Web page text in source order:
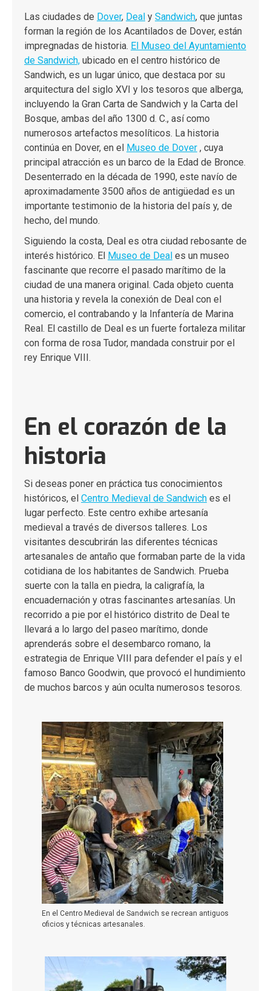
Las ciudades de Dover, Deal y Sandwich, que juntas
forman la región de los Acantilados de Dover, están
impregnadas de historia. El Museo del Ayuntamiento
de Sandwich, ubicado en el centro histórico de
Sandwich, es un lugar único, que destaca por su
arquitectura del siglo XVI y los tesoros que alberga,
incluyendo la Gran Carta de Sandwich y la Carta del
Bosque, ambas del año 1300 d. C., así como
numerosos artefactos mesolíticos. La historia
continúa en Dover, en el Museo de Dover , cuya
principal atracción es un barco de la Edad de Bronce.
Desenterrado en la década de 1990, este navío de
aproximadamente 3500 años de antigüedad es un
importante testimonio de la historia del país y, de
hecho, del mundo.
Siguiendo la costa, Deal es otra ciudad rebosante de
interés histórico. El Museo de Deal es un museo
fascinante que recorre el pasado marítimo de la
ciudad de una manera original. Cada objeto cuenta
una historia y revela la conexión de Deal con el
comercio, el contrabando y la Infantería de Marina
Real. El castillo de Deal es un fuerte fortaleza militar
con forma de rosa Tudor, mandada construir por el
rey Enrique VIII.
En el corazón de la
historia
Si deseas poner en práctica tus conocimientos
históricos, el Centro Medieval de Sandwich es el
lugar perfecto. Este centro exhibe artesanía
medieval a través de diversos talleres. Los
visitantes descubrirán las diferentes técnicas
artesanales de antaño que formaban parte de la vida
cotidiana de los habitantes de Sandwich. Prueba
suerte con la talla en piedra, la caligrafía, la
encuadernación y otras fascinantes artesanías. Un
recorrido a pie por el histórico distrito de Deal te
llevará a lo largo del paseo marítimo, donde
aprenderás sobre el desembarco romano, la
estrategia de Enrique VIII para defender el país y el
famoso Banco Goodwin, que provocó el hundimiento
de muchos barcos y aún oculta numerosos tesoros.
En el Centro Medieval de Sandwich se recrean antiguos
oficios y técnicas artesanales.